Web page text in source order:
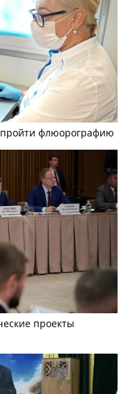
пройти флюорографию
проекты